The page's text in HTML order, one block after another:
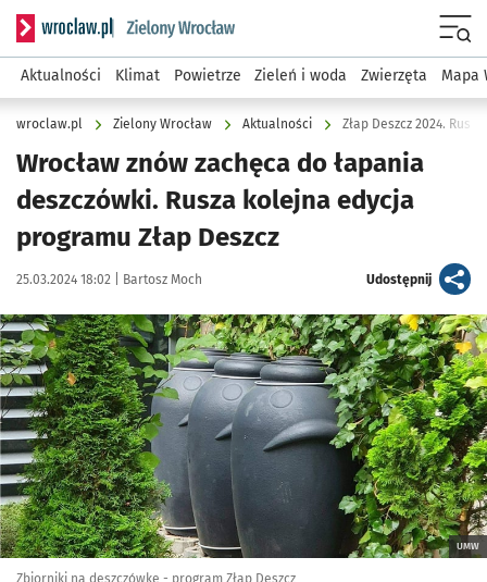
Serwis informacyjny wroclaw.pl podserwis: Środowisko we
Aktualności Klimat Powietrze Zieleń i woda Zwierzęta Mapa
wroclaw.pl Zielony Wrocław Aktualności Złap Deszcz 2024.
Wrocław znów zachęca do łapania
deszczówki. Rusza kolejna edycja
programu Złap Deszcz
Data publikacji:
25.03.2024 18:02 | Autor:
Bartosz Moch Udostępnijartykuł
Kliknij, aby powiększyć
UMW
Zbiorniki na deszczówkę - program Złap Deszcz